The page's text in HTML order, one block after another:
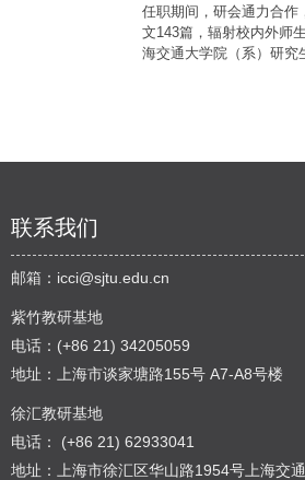
任职期间，研会通力合作
文143篇，辐射校内外师
海交通大学院（系）研究
联系我们
邮箱： icci@sjtu.edu.cn
紫竹教研基地
电话：(+86 21) 34205059
地址：上海市谈家塘路155号 A7-A8号楼
徐汇教研基地
电话： (+86 21) 62933041
地址：上海市徐汇区华山路1954号上海交